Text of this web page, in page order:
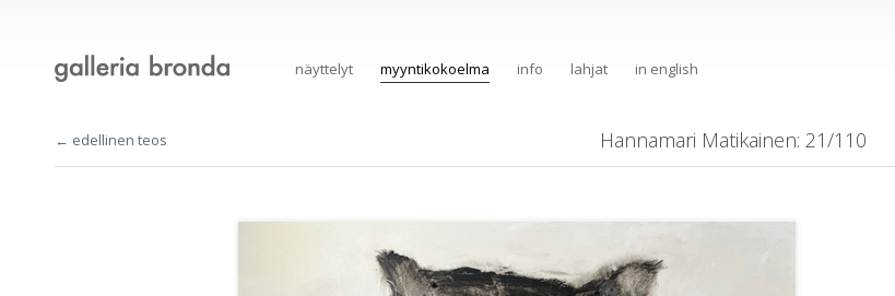
näyttelyt myyntikokoelma info lahjat in english
← edellinen teos Hannamari Matikainen: 21/110